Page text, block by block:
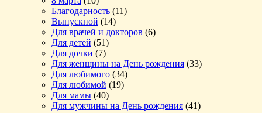
Благодарность (11)
Выпускной (14)
Для врачей и докторов (6)
Для детей (51)
Для дочки (7)
Для женщины на День рождения (33)
Для любимого (34)
Для любимой (19)
Для мамы (40)
Для мужчины на День рождения (41)